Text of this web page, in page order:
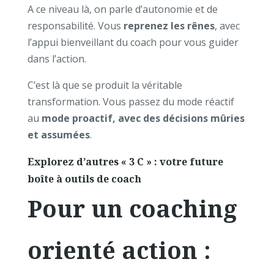
A ce niveau là, on parle d’autonomie et de
responsabilité. Vous reprenez les rênes, avec
l’appui bienveillant du coach pour vous guider
dans l’action.
C’est là que se produit la véritable
transformation. Vous passez du mode réactif
au mode proactif, avec des décisions mûries
et assumées.
Explorez d’autres « 3 C » : votre future
boîte à outils de coach
Pour un coaching
orienté action :